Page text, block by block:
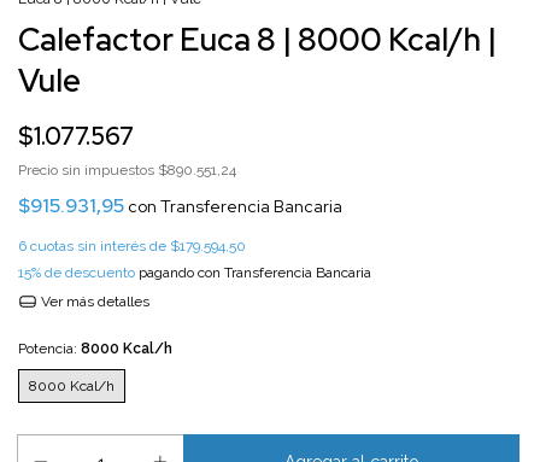
Calefactor Euca 8 | 8000 Kcal/h |
Vule
$1.077.567
Precio sin impuestos $890.551,24
$915.931,95 con Transferencia Bancaria
6 cuotas sin interés de $179.594,50
15% de descuento pagando con Transferencia Bancaria
Ver más detalles
Potencia: 8000 Kcal/h
8000 Kcal/h